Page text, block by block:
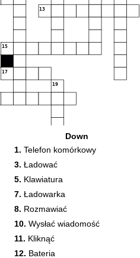
13
15
17
19
Down
1. Telefon komórkowy
3. Ładować
5. Klawiatura
7. Ładowarka
8. Rozmawiać
10. Wysłać wiadomość
11. Kliknąć
12. Bateria